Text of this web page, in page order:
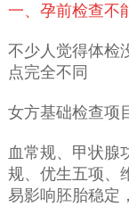
一、孕前检查不
不少人觉得体检
点完全不同
女方基础检查项
血常规、甲状腺
规、优生五项、
易影响胚胎稳定